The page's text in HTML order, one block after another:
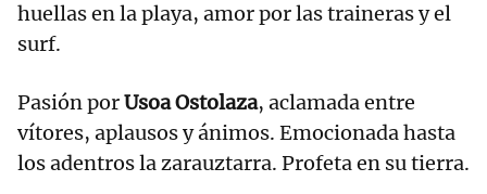
huellas en la playa, amor por las traineras y el
surf.
Pasión porUsoa Ostolaza, aclamada entre
vítores, aplausos y ánimos. Emocionada hasta
los adentros la zarauztarra. Profeta en su tierra.